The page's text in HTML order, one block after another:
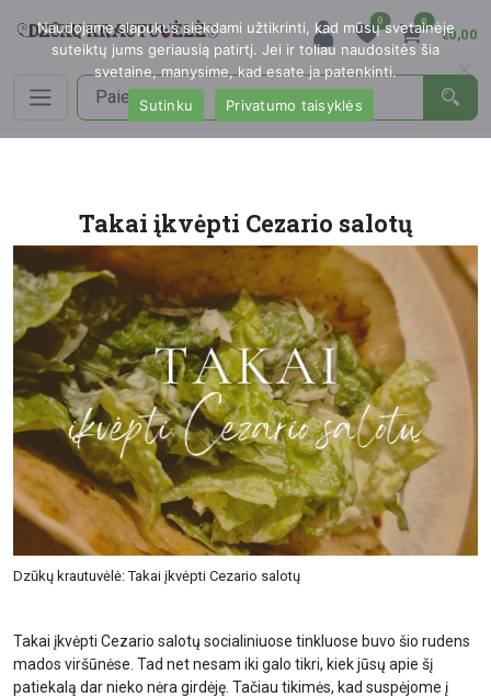
0 0
€0,00
Takai įkvėpti Cezario salotų
Dzūkų krautuvėlė: Takai įkvėpti Cezario salotų
Takai įkvėpti Cezario salotų socialiniuose tinkluose buvo šio rudens
mados viršūnėse. Tad net nesam iki galo tikri, kiek jūsų apie šį
patiekalą dar nieko nėra girdėję. Tačiau tikimės, kad suspėjome į
Naudojame slapukus siekdami užtikrinti, kad mūsų svetainėje
suteiktų jums geriausią patirtį. Jei ir toliau naudositės šia
svetaine, manysime, kad esate ja patenkinti.
Sutinku
Privatumo taisyklės